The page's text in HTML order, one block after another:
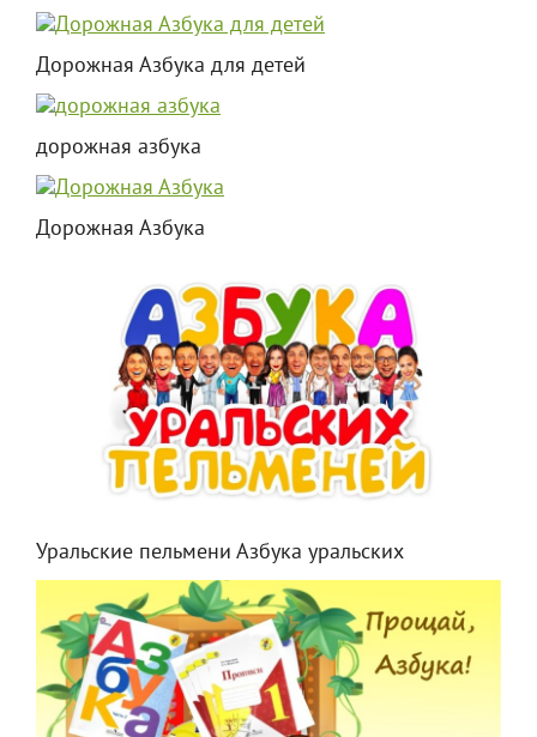
Дорожная Азбука для детей
дорожная азбука
Дорожная Азбука
Уральские пельмени Азбука уральских